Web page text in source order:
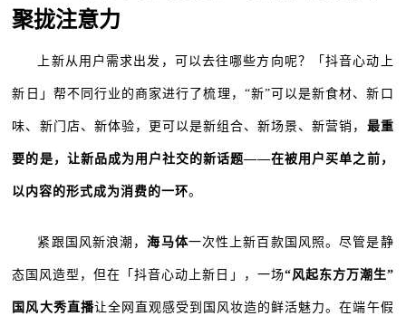
聚拢注意力
上新从用户需求出发，可以去往哪些方向呢？「抖音心动上
新日」帮不同行业的商家进行了梳理，“新”可以是新食材、新口
味、新门店、新体验，更可以是新组合、新场景、新营销， 最重
要的是，让新品成为用户社交的新话题——在被用户买单之前，
以内容的形式成为消费的一环。
紧跟国风新浪潮，海马体一次性上新百款国风照。尽管是静
态国风造型，但在「抖音心动上新日」，一场“风起东方万潮生”
国风大秀直播让全网直观感受到国风妆造的鲜活魅力。在端午假